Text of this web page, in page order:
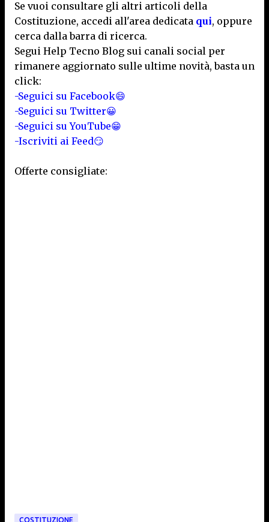
Se vuoi consultare gli altri articoli della
Costituzione, accedi all'area dedicata qui, oppure
cerca dalla barra di ricerca.
Segui Help Tecno Blog sui canali social per
rimanere aggiornato sulle ultime novità, basta un
click:
-Seguici su Facebook😄
-Seguici su Twitter😀
-Seguici su YouTube😁
-Iscriviti ai Feed😏
Offerte consigliate:
COSTITUZIONE